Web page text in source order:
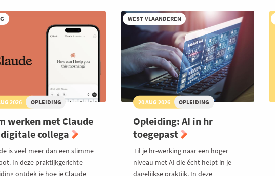
2026 OPLEIDING
werken met Claude
collega
is veel meer dan een slimme
In deze praktijkgerichte
ontdek je hoe je Claude
WEST-VLAANDEREN
20 AUG 2026 OPLEIDING
Opleiding: AI in hr
toegepast
Til je hr-werking naar een hoger
niveau met AI die écht helpt in je
dagelijkse praktijk. In deze